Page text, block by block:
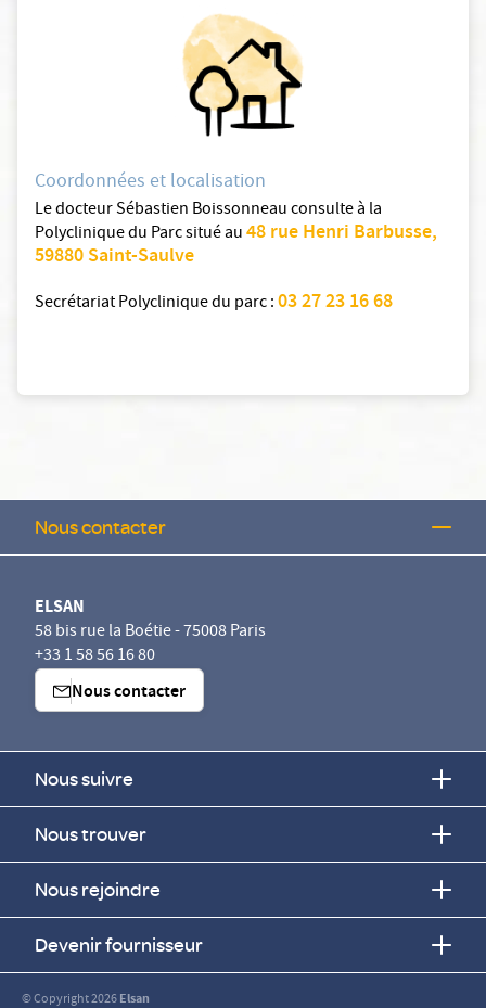
Coordonnées et localisation
Le docteur Sébastien Boissonneau consulte à la
Polyclinique du Parc situé au48 rue Henri Barbusse,
59880 Saint-Saulve
Secrétariat Polyclinique du parc :03 27 23 16 68
Nous contacter
ELSAN
58 bis rue la Boétie - 75008 Paris
+33 1 58 56 16 80
Nous contacter
Nous suivre
Nous trouver
Nous rejoindre
Devenir fournisseur
© Copyright 2026Elsan